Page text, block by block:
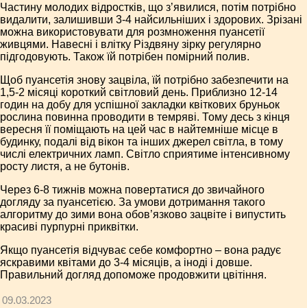
Частину молодих відростків, що з’явилися, потім потрібно
видалити, залишивши 3-4 найсильніших і здорових. Зрізані
можна використовувати для розмноження пуансетії
живцями. Навесні і влітку Різдвяну зірку регулярно
підгодовують. Також їй потрібен помірний полив.
Щоб пуансетія знову зацвіла, їй потрібно забезпечити на
1,5-2 місяці короткий світловий день. Приблизно 12-14
годин на добу для успішної закладки квіткових бруньок
рослина повинна проводити в темряві. Тому десь з кінця
вересня її поміщають на цей час в найтемніше місце в
будинку, подалі від вікон та інших джерел світла, в тому
числі електричних ламп. Світло сприятиме інтенсивному
росту листя, а не бутонів.
Через 6-8 тижнів можна повертатися до звичайного
догляду за пуансетією. За умови дотримання такого
алгоритму до зими вона обов’язково зацвіте і випустить
красиві пурпурні приквітки.
Якщо пуансетія відчуває себе комфортно – вона радує
яскравими квітами до 3-4 місяців, а іноді і довше.
Правильний догляд допоможе продовжити цвітіння.
09.03.2023